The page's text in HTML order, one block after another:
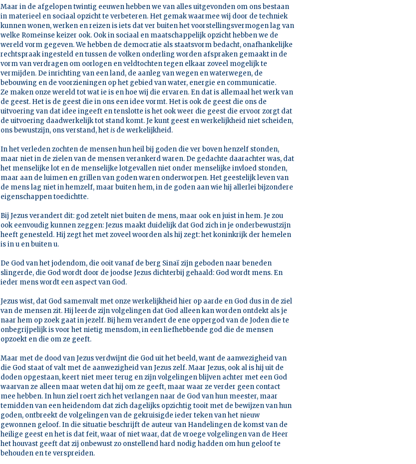
Maar in de afgelopen twintig eeuwen hebben we van alles uitgevonden om ons bestaan
in materieel en sociaal opzicht te verbeteren. Het gemak waarmee wij door de techniek
kunnen wonen, werken en reizen is iets dat ver buiten het voorstellingsvermogen lag van
welke Romeinse keizer ook. Ook in sociaal en maatschappelijk opzicht hebben we de
wereld vorm gegeven. We hebben de democratie als staatsvorm bedacht, onafhankelijke
rechtspraak ingesteld en tussen de volken onderling worden afspraken gemaakt in de
vorm van verdragen om oorlogen en veldtochten tegen elkaar zoveel mogelijk te
vermijden. De inrichting van een land, de aanleg van wegen en waterwegen, de
bebouwing en de voorzieningen op het gebied van water, energie en communicatie.
Ze maken onze wereld tot wat ie is en hoe wij die ervaren. En dat is allemaal het werk van
de geest. Het is de geest die in ons een idee vormt. Het is ook de geest die ons de
uitvoering van dat idee ingeeft en tenslotte is het ook weer die geest die ervoor zorgt dat
de uitvoering daadwerkelijk tot stand komt. Je kunt geest en werkelijkheid niet scheiden,
ons bewustzijn, ons verstand, hetis de werkelijkheid.
In het verleden zochten de mensen hun heil bij goden die ver boven henzelf stonden,
maar niet in de zielen van de mensen verankerd waren. De gedachte daarachter was, dat
het menselijke lot en de menselijke lotgevallen niet onder menselijke invloed stonden,
maar aan de luimen en grillen van goden waren onderworpen. Het geestelijk leven van
de mens lag niet in hemzelf, maar buiten hem, in de goden aan wie hij allerlei bijzondere
eigenschappen toedichtte.
Bij Jezus verandert dit: god zetelt niet buiten de mens, maar ook en juist in hem. Je zou
ook eenvoudig kunnen zeggen: Jezus maakt duidelijk dat God zich in je onderbewustzijn
heeft genesteld. Hij zegt het met zoveel woorden als hij zegt: het koninkrijk der hemelen
is in u en buiten u.
De God van het jodendom, die ooit vanaf de berg Sinaï zijn geboden naar beneden
slingerde, die God wordt door de joodse Jezus dichterbij gehaald: God wordt mens. En
ieder mens wordt een aspect van God.
Jezus wist, dat God samenvalt met onze werkelijkheid hier op aarde en God dus in de ziel
van de mensen zit. Hij leerde zijn volgelingen dat God alleen kan worden ontdekt als je
naar hem op zoek gaat in jezelf. Bij hem verandert de ene oppergod van de Joden die te
onbegrijpelijk is voor het nietig mensdom, in een liefhebbende god die de mensen
opzoekt en die om ze geeft.
Maar met de dood van Jezus verdwijnt die God uit het beeld, want de aanwezigheid van
die God staat of valt met de aanwezigheid van Jezus zelf. Maar Jezus, ook al is hij uit de
doden opgestaan, keert niet meer terug en zijn volgelingen blijven achter met een God
waarvan ze alleen maar weten dat hij om ze geeft, maar waar ze verder geen contact
mee hebben. In hun ziel roert zich het verlangen naar de God van hun meester, maar
temidden van een heidendom dat zich dagelijks opzichtig tooit met de bewijzen van hun
goden, ontbreekt de volgelingen van de gekruisigde ieder teken van het nieuw
gewonnen geloof. In die situatie beschrijft de auteur van Handelingen de komst van de
heilige geest en het is dat feit, waar of niet waar, dat de vroege volgelingen van de Heer
het houvast geeft dat zij onbewust zo onstellend hard nodig hadden om hun geloof te
behouden en te verspreiden.